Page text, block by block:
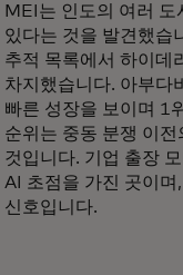
MEI는 인도의 여러 도
있다는 것을 발견했습
추적 목록에서 하이데
차지했습니다. 아부다
빠른 성장을 보이며 1
순위는 중동 분쟁 이
것입니다. 기업 출장
AI 초점을 가진 곳이
신호입니다.